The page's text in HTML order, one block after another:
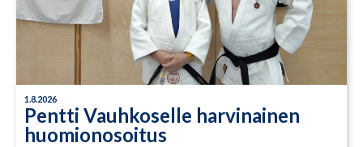
1.8.2026
Pentti Vauhkoselle harvinainen
huomionosoitus